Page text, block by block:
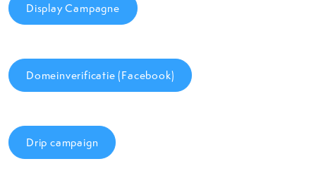
Display Campagne
Domeinverificatie (Facebook)
Drip campaign